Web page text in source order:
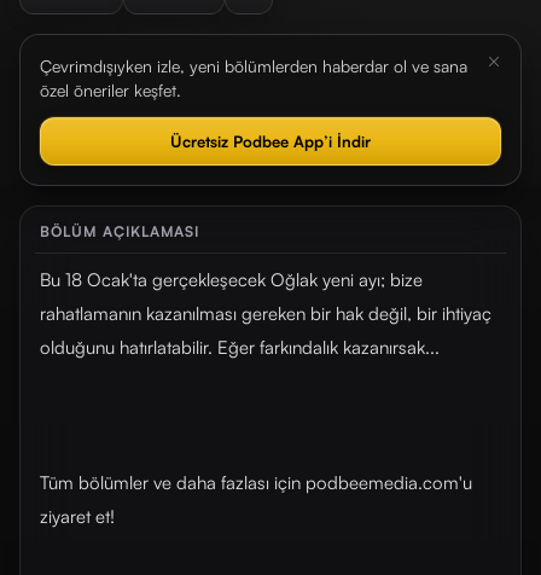
Çevrimdışıyken izle, yeni bölümlerden haberdar ol ve sana
özel öneriler keşfet.
Ücretsiz Podbee App’i İndir
BÖLÜM AÇIKLAMASI
Bu 18 Ocak'ta gerçekleşecek Oğlak yeni ayı; bize
rahatlamanın kazanılması gereken bir hak değil, bir ihtiyaç
olduğunu hatırlatabilir. Eğer farkındalık kazanırsak...
Tüm bölümler ve daha fazlası için ⁠⁠⁠⁠⁠⁠⁠⁠⁠⁠⁠⁠⁠⁠⁠⁠⁠⁠⁠⁠⁠podbeemedia.com⁠⁠⁠⁠⁠⁠⁠⁠⁠⁠⁠⁠⁠⁠⁠⁠⁠⁠⁠⁠⁠'u
ziyaret et!